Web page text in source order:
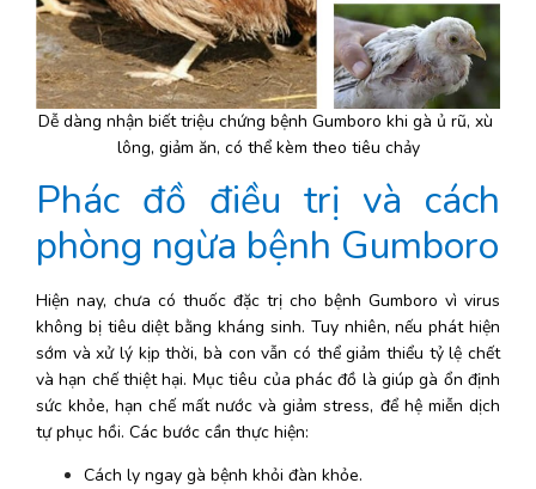
Dễ dàng nhận biết triệu chứng bệnh Gumboro khi gà ủ rũ, xù
lông, giảm ăn, có thể kèm theo tiêu chảy
Phác đồ điều trị và cách
phòng ngừa bệnh Gumboro
Hiện nay, chưa có thuốc đặc trị cho bệnh Gumboro vì virus
không bị tiêu diệt bằng kháng sinh. Tuy nhiên, nếu phát hiện
sớm và xử lý kịp thời, bà con vẫn có thể giảm thiểu tỷ lệ chết
và hạn chế thiệt hại. Mục tiêu của phác đồ là giúp gà ổn định
sức khỏe, hạn chế mất nước và giảm stress, để hệ miễn dịch
tự phục hồi. Các bước cần thực hiện:
Cách ly ngay gà bệnh khỏi đàn khỏe.